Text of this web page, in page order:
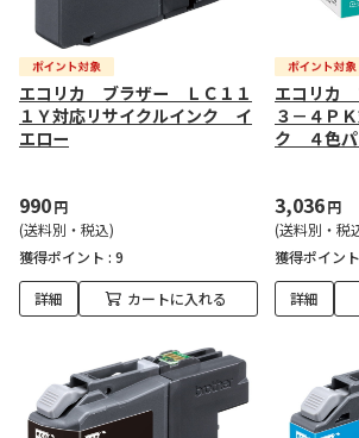
エコリカ ブラザー ＬＣ１１
１Ｙ対応リサイクルインク イ
エロー
990円
(送料別・税込)
獲得ポイント : 9
詳細 カートに入れる
エコリカ
３－４Ｐ
ク ４色パ
3,036円
(送料別・税
獲得ポイン
詳細